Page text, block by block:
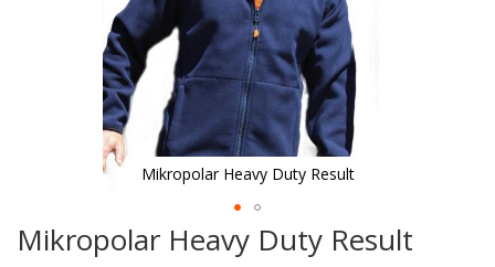
Mikropolar Heavy Duty Result
Mikropolar Heavy Duty Result
Przejdź
na